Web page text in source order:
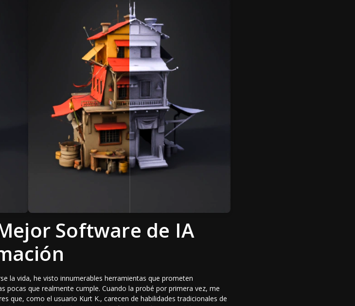
Software de IA
la vida, he visto innumerables herramientas que prometen
pocas que realmente cumple. Cuando la probé por primera vez, me
que, como el usuario Kurt K., carecen de habilidades tradicionales de